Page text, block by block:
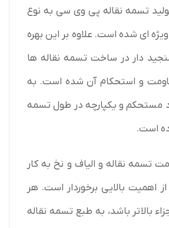
تسمه نقاله پی وی سی به نوع
ای شده است. علاوه بر این بهره
دار در ساخت تسمه نقاله‌ ها
و استحکام آن شده است. به
مستحکم و یکپارچه در طول تسمه
است.
تسمه نقاله و الیاف و نخ به کار
اهمیت بالایی برخوردار است. هر
بالاتر باشد، به طبع تسمه نقاله